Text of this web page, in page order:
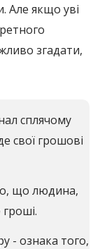
Але якщо уві
згадати,
сплячому
свої грошові
що людина,
- ознака того,